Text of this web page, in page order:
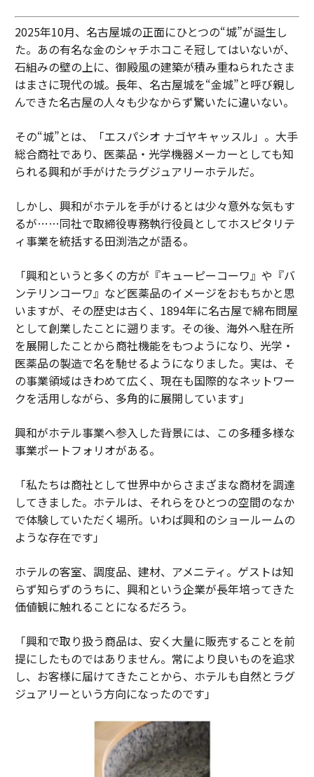
2025年10月、名古屋城の正面にひとつの“城”が誕生し
た。あの有名な金のシャチホコこそ冠してはいないが、
石組みの壁の上に、御殿風の建築が積み重ねられたさま
はまさに現代の城。長年、名古屋城を“金城”と呼び親し
んできた名古屋の人々も少なからず驚いたに違いない。
その“城”とは、「エスパシオ ナゴヤキャッスル」。大手
総合商社であり、医薬品・光学機器メーカーとしても知
られる興和が手がけたラグジュアリーホテルだ。
しかし、興和がホテルを手がけるとは少々意外な気もす
るが……同社で取締役専務執行役員としてホスピタリテ
ィ事業を統括する田渕浩之が語る。
「興和というと多くの方が『キューピーコーワ』や『バ
ンテリンコーワ』など医薬品のイメージをおもちかと思
いますが、その歴史は古く、1894年に名古屋で綿布問屋
として創業したことに遡ります。その後、海外へ駐在所
を展開したことから商社機能をもつようになり、光学・
医薬品の製造で名を馳せるようになりました。実は、そ
の事業領域はきわめて広く、現在も国際的なネットワー
クを活用しながら、多角的に展開しています」
興和がホテル事業へ参入した背景には、この多種多様な
事業ポートフォリオがある。
「私たちは商社として世界中からさまざまな商材を調達
してきました。ホテルは、それらをひとつの空間のなか
で体験していただく場所。いわば興和のショールームの
ような存在です」
ホテルの客室、調度品、建材、アメニティ。ゲストは知
らず知らずのうちに、興和という企業が長年培ってきた
価値観に触れることになるだろう。
「興和で取り扱う商品は、安く大量に販売することを前
提にしたものではありません。常により良いものを追求
し、お客様に届けてきたことから、ホテルも自然とラグ
ジュアリーという方向になったのです」